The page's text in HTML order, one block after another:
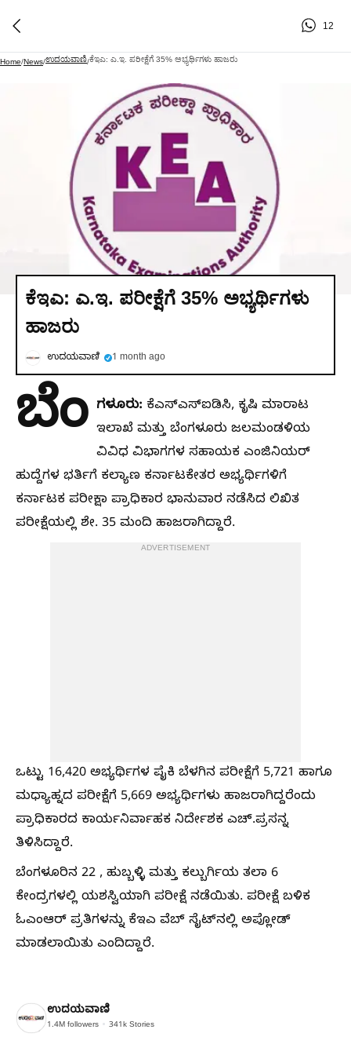
12
Home/News/ಉದಯವಾಣಿ/ಕೆಇಎ: ಎ.ಇ. ಪರೀಕ್ಷೆಗೆ 35% ಅಭ್ಯರ್ಥಿಗಳು ಹಾಜರು
ಕೆಇಎ: ಎ.ಇ. ಪರೀಕ್ಷೆಗೆ 35% ಅಭ್ಯರ್ಥಿಗಳು
ಹಾಜರು
ಉದಯವಾಣಿ 1 month ago
ಬೆಂ ಗಳೂರು: ಕೆಎಸ್‌ಎಸ್‌ಐಡಿಸಿ, ಕೃಷಿ ಮಾರಾಟ
ಇಲಾಖೆ ಮತ್ತು ಬೆಂಗಳೂರು ಜಲಮಂಡಳಿಯ
ವಿವಿಧ ವಿಭಾಗಗಳ ಸಹಾಯಕ ಎಂಜಿನಿಯರ್
ಹುದ್ದೆಗಳ ಭರ್ತಿಗೆ ಕಲ್ಯಾಣ ಕರ್ನಾಟಕೇತರ ಅಭ್ಯರ್ಥಿಗಳಿಗೆ
ಕರ್ನಾಟಕ ಪರೀಕ್ಷಾ ಪ್ರಾಧಿಕಾರ ಭಾನುವಾರ ನಡೆಸಿದ ಲಿಖಿತ
ಪರೀಕ್ಷೆಯಲ್ಲಿ ಶೇ. 35 ಮಂದಿ ಹಾಜರಾಗಿದ್ದಾರೆ.
ADVERTISEMENT
ಒಟ್ಟು 16,420 ಅಭ್ಯರ್ಥಿಗಳ ಪೈಕಿ ಬೆಳಗಿನ ಪರೀಕ್ಷೆಗೆ 5,721 ಹಾಗೂ
ಮಧ್ಯಾಹ್ನದ ಪರೀಕ್ಷೆಗೆ 5,669 ಅಭ್ಯರ್ಥಿಗಳು ಹಾಜರಾಗಿದ್ದರೆಂದು
ಪ್ರಾಧಿಕಾರದ ಕಾರ್ಯನಿರ್ವಾಹಕ ನಿರ್ದೇಶಕ ಎಚ್.ಪ್ರಸನ್ನ
ತಿಳಿಸಿದ್ದಾರೆ.
ಬೆಂಗಳೂರಿನ 22 , ಹುಬ್ಬಳ್ಳಿ ಮತ್ತು ಕಲ್ಬುರ್ಗಿಯ ತಲಾ 6
ಕೇಂದ್ರಗಳಲ್ಲಿ ಯಶಸ್ವಿಯಾಗಿ ಪರೀಕ್ಷೆ ನಡೆಯಿತು. ಪರೀಕ್ಷೆ ಬಳಿಕ
ಓಎಂಆರ್ ಪ್ರತಿಗಳನ್ನು ಕೆಇಎ ವೆಬ್ ಸೈಟ್‌ನಲ್ಲಿ ಅಪ್ಲೋಡ್
ಮಾಡಲಾಯಿತು ಎಂದಿದ್ದಾರೆ.
ಉದಯವಾಣಿ
1.4M followers 341k Stories